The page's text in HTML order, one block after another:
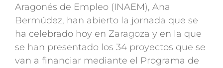
Aragonés de Empleo (INAEM), Ana
Bermúdez, han abierto la jornada que se
ha celebrado hoy en Zaragoza y en la que
se han presentado los 34 proyectos que se
van a financiar mediante el Programa de